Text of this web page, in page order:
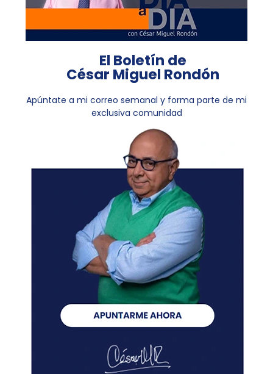
El Boletín de
César Miguel Rondón
Apúntate a mi correo semanal y forma parte de mi
exclusiva comunidad